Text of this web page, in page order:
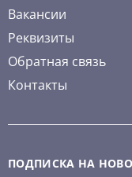
Вакансии
Реквизиты
Обратная связь
Контакты
ПОДПИСКА НА